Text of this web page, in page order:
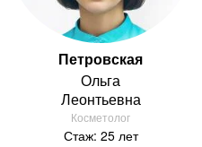
Петровская
Ольга
Леонтьевна
Косметолог
Стаж: 25 лет